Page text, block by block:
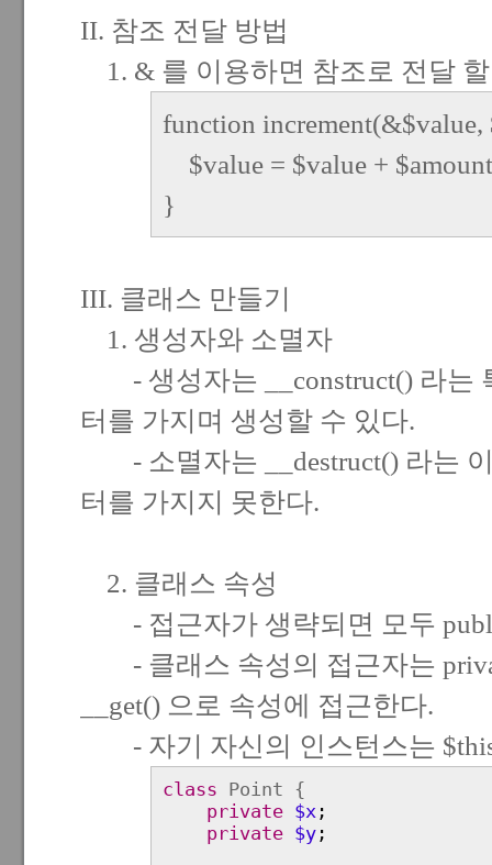
II. 참조 전달 방법
1. & 를 이용하면 참조로 전달
function
$value = $value +
}
III. 클래스 만들기
1. 생성자와 소멸자
- 생성자는 __construct() 라는
터를 가지며 생성할 수 있다.
- 소멸자는 __destruct() 라는
터를 가지지 못한다.
2. 클래스 속성
- 접근자가 생략되면 모두
- 클래스 속성의 접근자는
__get() 으로 속성에 접근한다.
- 자기 자신의 인스턴스는
class Point {
private $x ;
private $y ;